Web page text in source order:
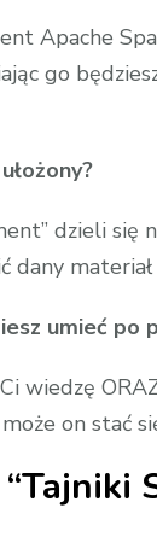
Apache
go
dzieli się
dany
umieć po
wiedzę
może on stać